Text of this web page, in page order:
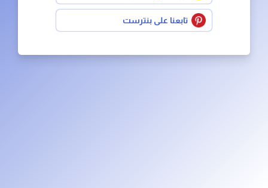
تابعنا على بنترست